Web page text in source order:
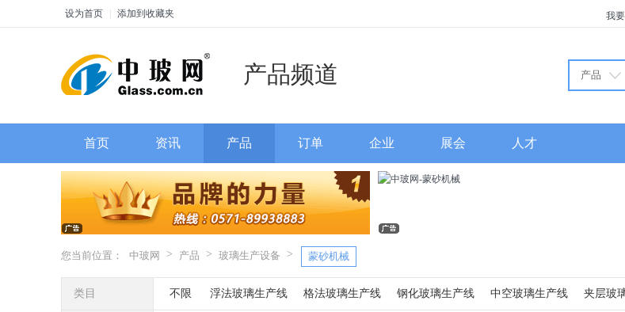
设为首页 添加到收藏夹 我
产品频道 产品
首页 资讯 产品 订单 企业 展会 人才
您当前位置： 中玻网 > 产品 > 玻璃生产设备 > 蒙砂机械
类目 不限 浮法玻璃生产线 格法玻璃生产线 钢化玻璃生产线 中空玻璃生产线 夹层玻